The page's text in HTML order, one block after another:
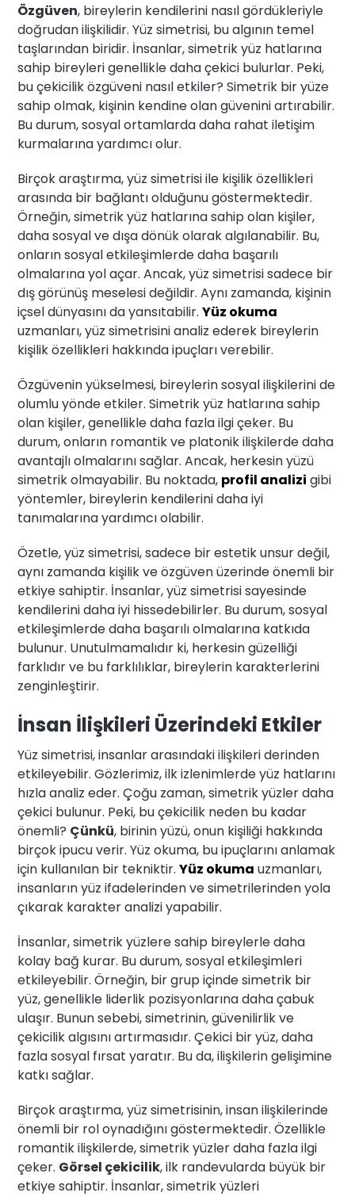
Özgüven, bireylerin kendilerini nasıl gördükleriyle
doğrudan ilişkilidir. Yüz simetrisi, bu algının temel
taşlarından biridir. İnsanlar, simetrik yüz hatlarına
sahip bireyleri genellikle daha çekici bulurlar. Peki,
bu çekicilik özgüveni nasıl etkiler? Simetrik bir yüze
sahip olmak, kişinin kendine olan güvenini artırabilir.
Bu durum, sosyal ortamlarda daha rahat iletişim
kurmalarına yardımcı olur.
Birçok araştırma, yüz simetrisi ile kişilik özellikleri
arasında bir bağlantı olduğunu göstermektedir.
Örneğin, simetrik yüz hatlarına sahip olan kişiler,
daha sosyal ve dışa dönük olarak algılanabilir. Bu,
onların sosyal etkileşimlerde daha başarılı
olmalarına yol açar. Ancak, yüz simetrisi sadece bir
dış görünüş meselesi değildir. Aynı zamanda, kişinin
içsel dünyasını da yansıtabilir.Yüz okuma
uzmanları, yüz simetrisini analiz ederek bireylerin
kişilik özellikleri hakkında ipuçları verebilir.
Özgüvenin yükselmesi, bireylerin sosyal ilişkilerini de
olumlu yönde etkiler. Simetrik yüz hatlarına sahip
olan kişiler, genellikle daha fazla ilgi çeker. Bu
durum, onların romantik ve platonik ilişkilerde daha
avantajlı olmalarını sağlar. Ancak, herkesin yüzü
simetrik olmayabilir. Bu noktada, profil analizi gibi
yöntemler, bireylerin kendilerini daha iyi
tanımalarına yardımcı olabilir.
Özetle, yüz simetrisi, sadece bir estetik unsur değil,
aynı zamanda kişilik ve özgüven üzerinde önemli bir
etkiye sahiptir. İnsanlar, yüz simetrisi sayesinde
kendilerini daha iyi hissedebilirler. Bu durum, sosyal
etkileşimlerde daha başarılı olmalarına katkıda
bulunur. Unutulmamalıdır ki, herkesin güzelliği
farklıdır ve bu farklılıklar, bireylerin karakterlerini
zenginleştirir.
İnsan İlişkileri Üzerindeki Etkiler
Yüz simetrisi, insanlar arasındaki ilişkileri derinden
etkileyebilir. Gözlerimiz, ilk izlenimlerde yüz hatlarını
hızla analiz eder. Çoğu zaman, simetrik yüzler daha
çekici bulunur. Peki, bu çekicilik neden bu kadar
önemli? Çünkü, birinin yüzü, onun kişiliği hakkında
birçok ipucu verir. Yüz okuma, bu ipuçlarını anlamak
için kullanılan bir tekniktir.Yüz okuma uzmanları,
insanların yüz ifadelerinden ve simetrilerinden yola
çıkarak karakter analizi yapabilir.
İnsanlar, simetrik yüzlere sahip bireylerle daha
kolay bağ kurar. Bu durum, sosyal etkileşimleri
etkileyebilir. Örneğin, bir grup içinde simetrik bir
yüz, genellikle liderlik pozisyonlarına daha çabuk
ulaşır. Bunun sebebi, simetrinin, güvenilirlik ve
çekicilik algısını artırmasıdır. Çekici bir yüz, daha
fazla sosyal fırsat yaratır. Bu da, ilişkilerin gelişimine
katkı sağlar.
Birçok araştırma, yüz simetrisinin, insan ilişkilerinde
önemli bir rol oynadığını göstermektedir. Özellikle
romantik ilişkilerde, simetrik yüzler daha fazla ilgi
çeker. Görsel çekicilik, ilk randevularda büyük bir
etkiye sahiptir. İnsanlar, simetrik yüzleri